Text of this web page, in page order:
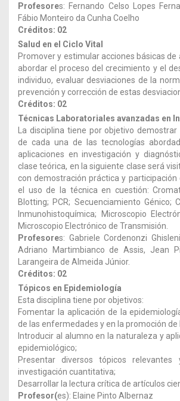
Profesores: Fernando Celso Lopes
Fábio Monteiro da Cunha Coelho
Créditos: 02
Salud en el Ciclo Vital
Promover y estimular acciones básicas de
abordar el proceso del crecimiento y el
individuo, evaluar desviaciones de la
prevención y corrección de estas
Créditos: 02
Técnicas Laboratoriales avanzadas en
La disciplina tiene por objetivo
de cada una de las tecnologías
aplicaciones en investigación y
clase teórica, en la siguiente clase será
con demostración práctica y participación
el uso de la técnica en cuestión:
Blotting; PCR; Secuenciamiento Génico;
Inmunohistoquímica; Microscopio
Microscopio Electrónico de Transmisión.
Profesores: Gabriele Cordenonzi
Adriano Martimbianco de Assis, Jean
Larangeira de Almeida Júnior.
Créditos: 02
Tópicos en Epidemiología
Esta disciplina tiene por objetivos:
Fomentar la aplicación de la
de las enfermedades y en la promoción de
Introducir al alumno en la naturaleza y
epidemiológico;
Presentar diversos tópicos
investigación cuantitativa;
Desarrollar la lectura crítica de artículos
Profesor(es): Elaine Pinto Albernaz